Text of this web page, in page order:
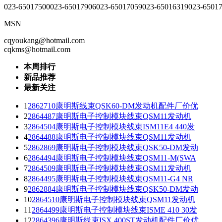
023-65017500023-65017906023-65017059023-65016319023-
MSN
cqyoukang@hotmail.com
cqkms@hotmail.com
本周排行
新品推荐
最新关注
1 2862710康明斯线束QSK60-DM发动机配件厂价优
22864487康明斯电子控制模块线束QSM11发动机
32864504康明斯电子控制模块线束ISM11E4 440发
42864488康明斯电子控制模块线束QSM11发动机
52862869康明斯电子控制模块线束QSK50-DM发动
62864494康明斯电子控制模块线束QSM11-M(SWA
72864509康明斯电子控制模块线束QSM11发动机
82864495康明斯电子控制模块线束QSM11-G4 NR
92862884康明斯电子控制模块线束QSK50-DM发动
102864510康明斯电子控制模块线束QSM11发动机
11 2864499康明斯电子控制模块线束ISME 410 30发
122864396康明斯线束ISX 400ST发动机配件厂价优